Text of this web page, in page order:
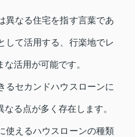
異なる住宅を指す言葉であ
して活用する、行楽地でレ
活用が可能です。
るセカンドハウスローンに
る点が多く存在します。
使えるハウスローンの種類